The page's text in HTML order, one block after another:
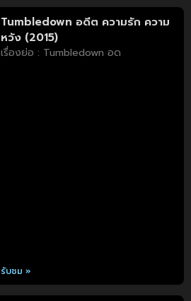
Tumbledown อดีต ความรัก ความ
หวัง (2015)
เรื่องย่อ : Tumbledown อด
รับชม »